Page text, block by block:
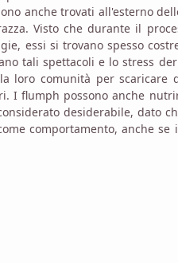
anche trovati all'esterno
Visto che durante il
essi si trovano spesso
tali spettacoli e lo stress
loro comunità per scaricare
I flumph possono anche
desiderabile, dato
comportamento, anche se